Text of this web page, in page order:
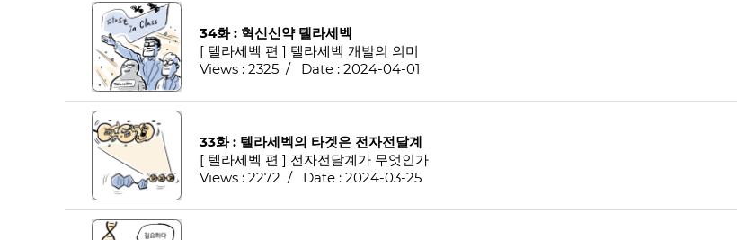
34화 : 혁신신약 텔라세벡
[ 텔라세벡 편 ] 텔라세벡 개발의 의미
Views : 2325 / Date : 2024-04-01
33화 : 텔라세벡의 타겟은 전자전달계
[ 텔라세벡 편 ] 전자전달계가 무엇인가
Views : 2272 / Date : 2024-03-25